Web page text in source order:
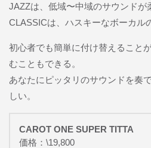
JAZZは、低域〜中域のサウンドが
CLASSICは、ハスキーなボーカル
初心者でも簡単に付け替えること
むこともできる。
あなたにピッタリのサウンドを奏
しい。
CAROT ONE SUPER TITTA
価格：\19,800